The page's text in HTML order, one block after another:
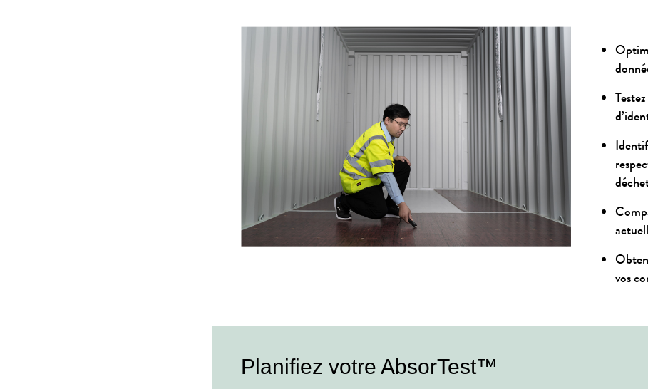
vos
Planifiez votre AbsorTest™